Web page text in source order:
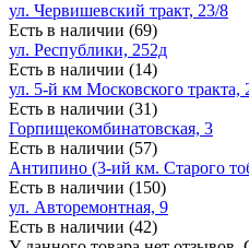
ул. Червишевский тракт, 23/8
Есть в наличии (69)
ул. Республики, 252д
Есть в наличии (14)
ул. 5-й км Московского тракта,
Есть в наличии (31)
Горпищекомбинатовская, 3
Есть в наличии (57)
Антипино (3-ий км. Старого
Есть в наличии (150)
ул. Авторемонтная, 9
Есть в наличии (42)